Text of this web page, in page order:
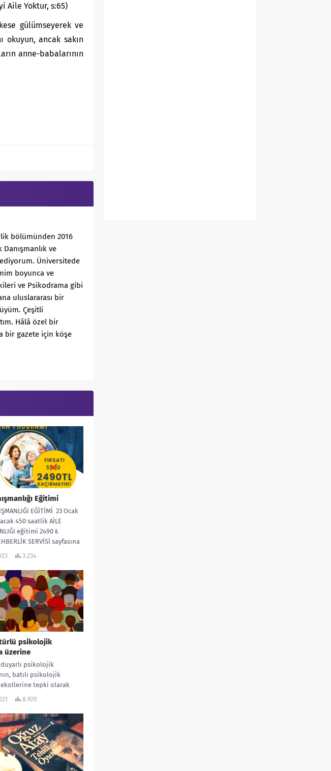
Aile Yoktur, s:65)
gülümseyerek ve
okuyun, ancak sakın
anne-babalarının
bölümünden 2016
ve
Üniversitede
boyunca ve
ve Psikodrama gibi
uluslararası bir
Çeşitli
Hâlâ özel bir
bir gazete için köşe
Eğitimi
EĞİTİMİ 23 Ocak
450 saatlik AİLE
eğitimi 2490 ₺
SERVİSİ sayfasına
3.234
psikolojik
üzerine
psikolojik
batılı psikolojik
ekollerine tepki olarak
öncülük edenlerin yine
8.920